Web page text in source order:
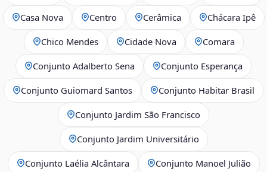
Casa Nova Centro Cerâmica Chácara Ipê
Chico Mendes Cidade Nova Comara
Conjunto Adalberto Sena Conjunto Esperança
Conjunto Guiomard Santos Conjunto Habitar Brasil
Conjunto Jardim São Francisco
Conjunto Jardim Universitário
Conjunto Laélia Alcântara Conjunto Manoel Julião